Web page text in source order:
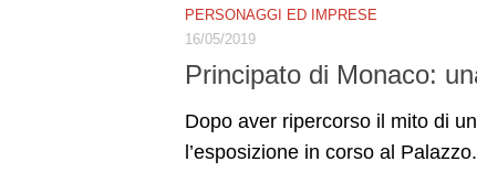
PERSONAGGI ED IMPRESE
16/05/2019
Principato di Monaco:
Dopo aver ripercorso il mito di
l’esposizione in corso al